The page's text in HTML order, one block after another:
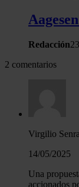
Redacción
2 comentarios
Virgilio Senra
14/05/2025
Una
accionados